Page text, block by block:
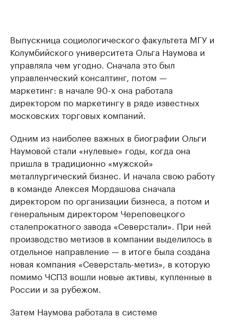
Выпускница социологического факультета МГУ и
Колумбийского университета Ольга Наумова и
управляла чем угодно. Сначала это был
управленческий консалтинг, потом —
маркетинг: в начале 90-х она работала
директором по маркетингу в ряде известных
московских торговых компаний.
Одним из наиболее важных в биографии Ольги
Наумовой стали «нулевые» годы, когда она
пришла в традиционно «мужской»
металлургический бизнес. И начала свою работу
в команде Алексея Мордашова сначала
директором по организации бизнеса, а потом и
генеральным директором Череповецкого
сталепрокатного завода «Северстали». При ней
производство метизов в компании выделилось в
отдельное направление — в итоге была создана
новая компания «Северсталь-метиз», в которую
помимо ЧСПЗ вошли новые активы, купленные в
России и за рубежом.
Затем Наумова работала в системе